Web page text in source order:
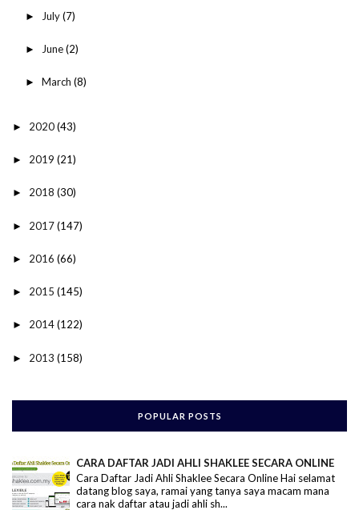
► July(7)
► June(2)
► March (8)
► 2020(43)
► 2019 (21)
► 2018 (30)
► 2017(147)
► 2016 (66)
► 2015 (145)
► 2014(122)
► 2013 (158)
POPULAR POSTS
CARA DAFTAR JADI AHLI SHAKLEE SECARA ONLINE
Cara Daftar Jadi Ahli Shaklee Secara Online Hai selamat
datang blog saya, ramai yang tanya saya macam mana
cara nak daftar atau jadi ahli sh...